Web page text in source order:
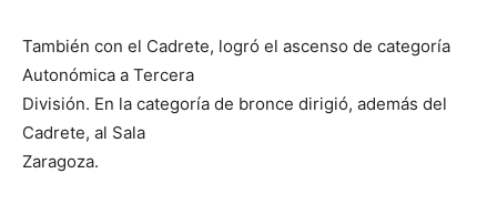
También con el Cadrete, logró el ascenso de categoría
Autonómica a Tercera
División. En la categoría de bronce dirigió, además del
Cadrete, al Sala
Zaragoza.